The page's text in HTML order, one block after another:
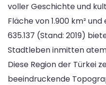
voller Geschichte und
Fläche von 1.900 km²
635.137 (Stand: 2019)
Stadtleben inmitten
Diese Region der Türkei
beeindruckende